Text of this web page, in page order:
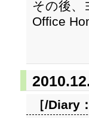
その後、
Office
［/Diary：